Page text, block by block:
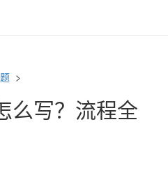
>
么写？流程全